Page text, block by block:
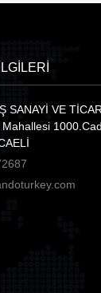
SANAYİ VE